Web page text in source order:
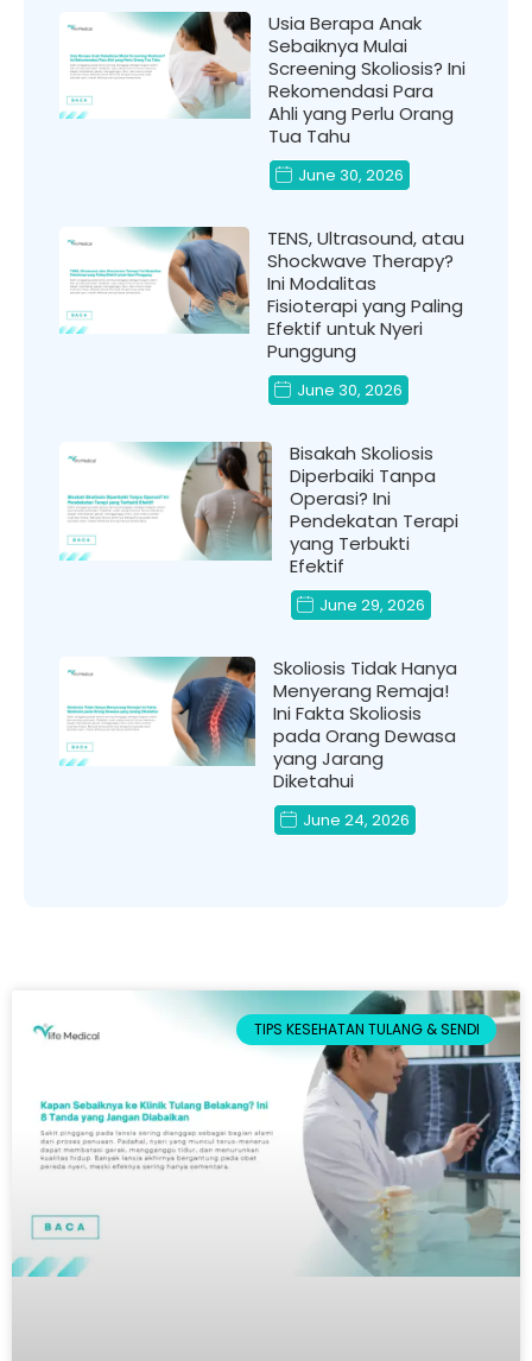
Usia Berapa Anak
Sebaiknya Mulai
Screening Skoliosis? Ini
Rekomendasi Para
Ahli yang Perlu Orang
Tua Tahu
June 30, 2026
TENS, Ultrasound, atau
Shockwave Therapy?
Ini Modalitas
Fisioterapi yang Paling
Efektif untuk Nyeri
Punggung
June 30, 2026
Bisakah Skoliosis
Diperbaiki Tanpa
Operasi? Ini
Pendekatan Terapi
yang Terbukti
Efektif
June 29, 2026
Skoliosis Tidak Hanya
Menyerang Remaja!
Ini Fakta Skoliosis
pada Orang Dewasa
yang Jarang
Diketahui
June 24, 2026
TIPS KESEHATAN TULANG & SENDI